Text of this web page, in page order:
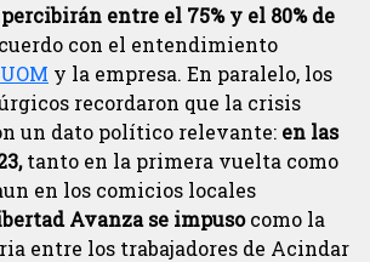
percibirán entre el 75% y el 80% de
con el entendimiento
UOM y la empresa. En paralelo, los
recordaron que la crisis
un dato político relevante: en las
tanto en la primera vuelta como
en los comicios locales
Avanza se impusocomo la
entre los trabajadores de Acindar